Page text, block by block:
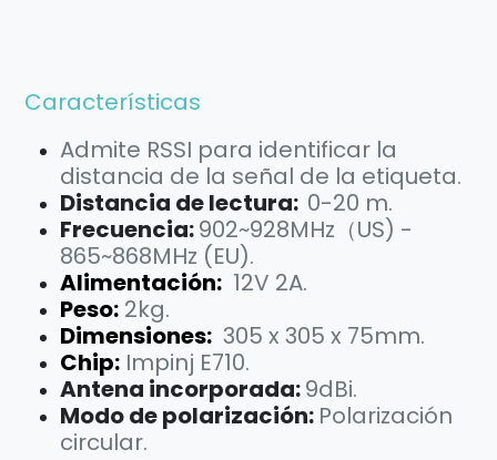
Características
Admite RSSI para identificar la
distancia de la señal de la etiqueta.
Distancia de lectura: 0-20 m.
Frecuencia:902~928MHz（US) -
865~868MHz (EU).
Alimentación: 12V 2A.
Peso: 2kg.
Dimensiones: 305 x 305 x 75mm.
Chip: ​Impinj E710.
Antena incorporada:9dBi.
Modo de polarización: Polarización
circular.